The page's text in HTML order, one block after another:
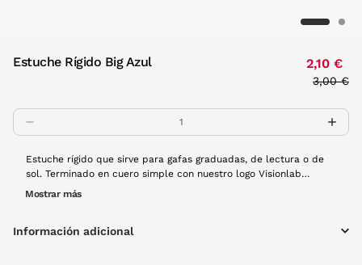
Estuche Rígido Big Azul 2,10 €
Price
3,00 €
Estuche rígido que sirve para gafas graduadas, de lectura o de
sol. Terminado en cuero simple con nuestro logo Visionlab
embebido en el frontal. Interior de terciopelo negro muy suave.
Mostrar más
Información adicional